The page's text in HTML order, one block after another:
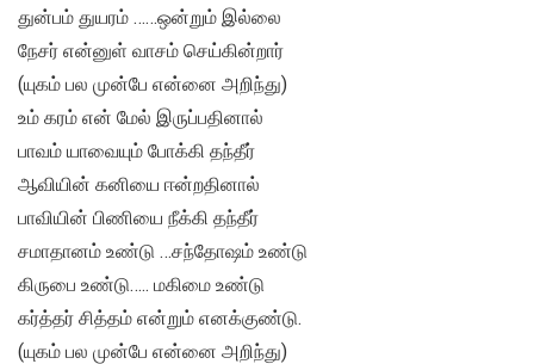
துன்பம் துயரம் ……ஒன்றும் இல்லை
நேசர் என்னுள் வாசம் செய்கின்றார்
(யுகம் பல முன்பே என்னை அறிந்து)
உம் கரம் என் மேல் இருப்பதினால்
பாவம் யாவையும் போக்கி தந்தீர்
ஆவியின் கனியை ஈன்றதினால்
பாவியின் பிணியை நீக்கி தந்தீர்
சமாதானம் உண்டு …சந்தோஷம் உண்டு
கிருபை உண்டு….. மகிமை உண்டு
கர்த்தர் சித்தம் என்றும் எனக்குண்டு.
(யுகம் பல முன்பே என்னை அறிந்து)